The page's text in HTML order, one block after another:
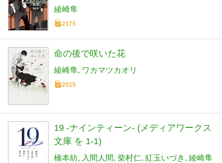
綾崎隼
2175
命の後で咲いた花
綾崎隼 ワカマツカオリ
2015
19 -ナインティーン- (メディアワークス
文庫 を 1-1)
橋本紡 入間人間 柴村仁 紅玉いづき 綾崎隼